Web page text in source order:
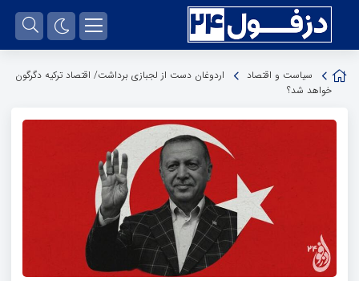
سیاست و اقتصاد
اردوغان دست از لجبازی برداشت/ اقتصاد ترکیه دگرگون
خواهد شد؟